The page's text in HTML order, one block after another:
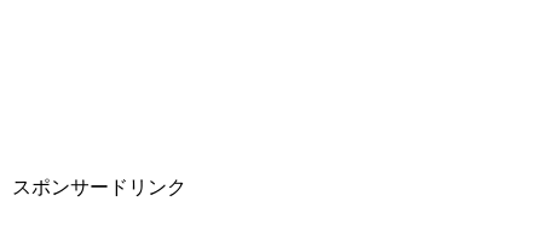
スポンサードリンク